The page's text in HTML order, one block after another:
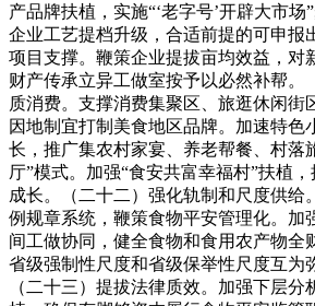
产品牌扶植，实施“‘老字号’开辟大市
企业工艺提档升级，合适前提的可申报
项目支撑。鞭策企业提拔亩均效益，对
财产传承立异工做室按予以必然补帮。
质消费。支撑消费集聚区、旅逛休闲街
因地制宜打制美食地区品牌。加速特色
长，推广集农村家宴、养老帮餐、村落
厅”模式。加强“食安共富幸福村”扶植
成长。（二十二）强化轨制和尺度供给
例规章系统，鞭策食物平安管理化。加
间工做协同，健全食物和食用农产物全
省级强制性尺度和省级保举性尺度互为
（二十三）提拔法律质效。加强下层分